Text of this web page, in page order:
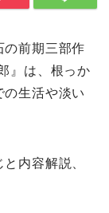
の前期三部作
』は、根っか
生活や淡い
内容解説、